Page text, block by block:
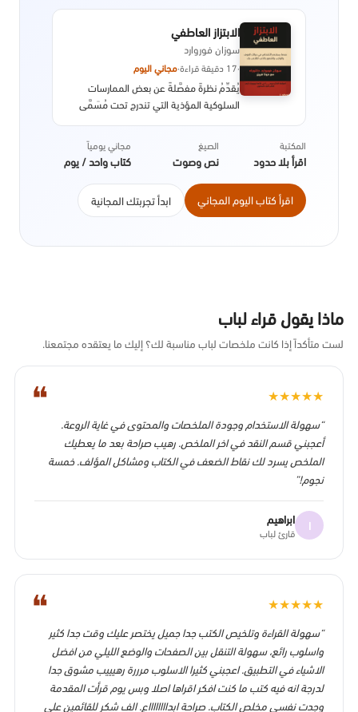
الابتزاز العاطفي
سوزان فوروارد
·17 دقيقة قراءة ·مجاني اليوم
يُقدِّمُ نظرةً مفصَّلةً عن بعض الممارسات
السلوكية المؤذية التي تندرج تحت مُسَمَّى
يوضِّحُ ماهية هَذِهِ التَّلَاعُبات وكيفية تجنبها
مع إعطاء أمثلة عملية ونصائح جوهرية
تسمح للضحايا باستعادة زمام الْأُمُوْر واسترجاع
تقديرهم لذواتهم.
المكتبة
اقرأ بلا حدود
الصيغ
نص وصوت
مجاني يومياً
كتاب واحد / يوم
اقرأ كتاب اليوم المجاني ابدأ تجربتك المجانية
ماذا يقول قراء لباب
لست متأكداً إذا كانت ملخصات لباب مناسبة لك؟ إليك ما يعتقده مجتمعنا.
❝ ★
★
★
★
★
“سهولة الاستخدام وجودة الملخصات والمحتوى في غاية الروعة.
أعجبني قسم النقد في اخر الملخص. رهيب صراحة بعد ما يعطيك
الملخص يسرد لك نقاط الضعف في الكتاب ومشاكل المؤلف. خمسة
نجوم!”
ا ابراهيم
قارئ لباب
❝ ★
★
★
★
★
“سهولة القراءة وتلخيص الكتب جدا جميل يختصر عليك وقت جدا كثير
واسلوب رائع، سهولة التنقل بين الصفحات والوضع الليلي من افضل
الاشياء في التطبيق. اعجبني كثيرا الاسلوب مرررة رهيييب مشوق جدا
لدرجة انه فيه كتب ما كنت افكر اقراها اصلا وبس يوم قرأت المقدمة
وجدت نفسي مخلص الكتاب. صراحة ابدااااااااع. الف شكر للقائمين على